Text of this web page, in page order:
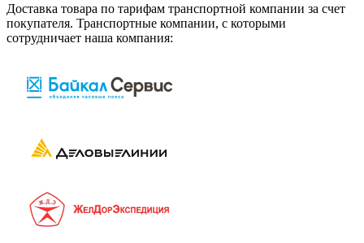
Доставка товара по тарифам транспортной компании за счет
покупателя. Транспортные компании, с которыми
сотрудничает наша компания: